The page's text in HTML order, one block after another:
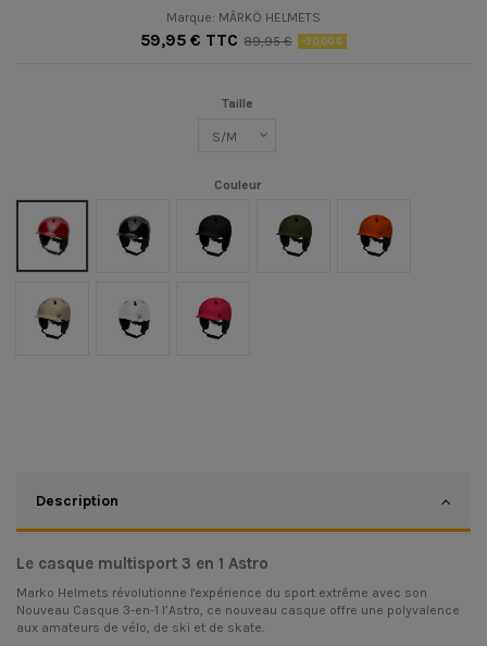
Marque: MÂRKÖ HELMETS
59,95 € TTC 89,95 € -30,00 €
Taille
Couleur
Black Black Matt Kaki Mat Orange Mat
Stone Matt Fushia
Description
Le casque multisport 3 en 1 Astro
Marko Helmets révolutionne l'expérience du sport extrême avec son
Nouveau Casque 3-en-1 l’Astro, ce nouveau casque offre une polyvalence
aux amateurs de vélo, de ski et de skate.